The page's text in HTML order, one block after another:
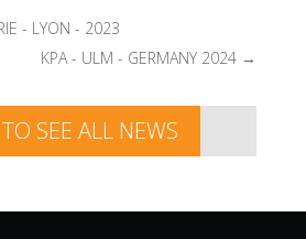
- LYON - 2023
KPA - ULM - GERMANY 2024 →
SEE ALL NEWS